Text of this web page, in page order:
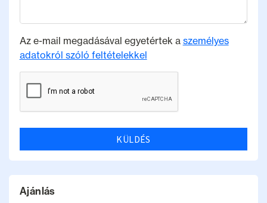
Az e-mail megadásával egyetértek a személyes
adatokról szóló feltételekkel
KÜLDÉS
Ajánlás